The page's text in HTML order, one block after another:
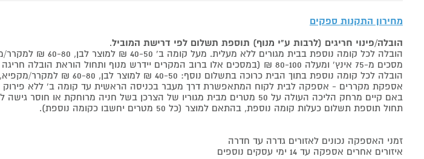
מחירון התקנות ספקים
הובלה/פינוי חריגים (לרבות ע"י מנוף) תוספת תשלום לפי דרישת המוביל.
הובלה לכל קומה נוספת בבית מגורים ללא מעלית. מעל קומה ב' 40-50 ₪ למוצר לבן, 60-80 ₪ למקרר/מקפיא, מסכים עד 65 אינץ' בין 50-80 ₪
מסכים מ-75 אינץ' ומעלה 80-100 ₪ (במסכים אלו ברוב המקרים יידרש מנוף ותחול הוראת הובלה חריגה שלעיל. אם לא יידרש מנוף תחול תוספת הקומות כבר מהקומה הראשונה)
הובלה לכל קומה נוספת בתוך הבית כרוכה בתשלום נוסף: 40-50 ₪ למוצר לבן, 60-80 ₪ למקרר/מקפיא, מסכים עד 65 אינץ' בין 50-80 ₪, מסכים מ-75 אינץ' ומעלה 80-100 ₪.
אספקת מקררים - אספקה לבית לקוח המתאפשרת דרך מעבר בכניסה הראשית עד קומה ב' ללא פירוק דלתות, פירוק כל דלת
באם קיים מרחק הליכה העולה על 50 מטרים מבית מגוריו של הצרכן בשל חניה מרוחקת או חוסר גישה לביתו,
תחול תוספת תשלום כעלות קומה נוספת, בהתאם למוצר (כל 50 מטרים יחשבו כקומה נוספת).
זמני האספקה נכונים לאזורים גדרה עד חדרה
איזורים אחרים אספקה עד 14 ימי עסקים נוספים